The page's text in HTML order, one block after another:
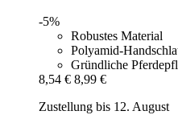
-5%
Robustes Material
Polyamid-
Gründliche
8,54 € 8,99 €
Zustellung bis 12. August